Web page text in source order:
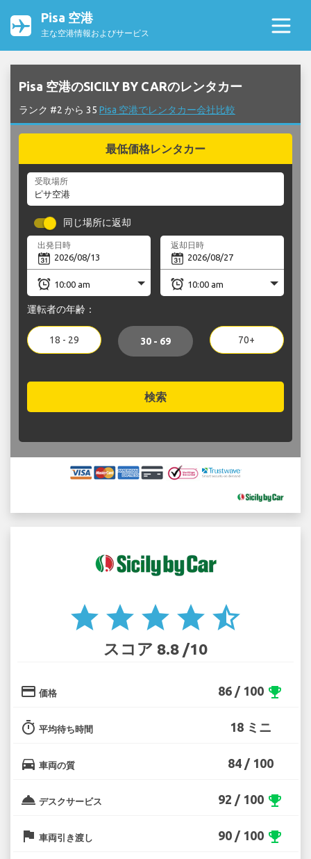
Pisa 空港
主な空港情報およびサービス
Pisa 空港のSICILY BY CARのレンタカー
ランク #2 から 35 Pisa 空港でレンタカー会社比較
最低価格レンタカー
受取場所
同じ場所に返却
出発日時 返却日時
運転者の年齢：
18 - 29 30 - 69 70+
検索
star star star star star_half
スコア 8.8 /10
credit_card 価格 86 / 100 emoji_events
timer 平均待ち時間 18 ミニ
directions_car 車両の質 84 / 100
room_service デスクサービス 92 / 100 emoji_events
flag 車両引き渡し 90 / 100 emoji_events